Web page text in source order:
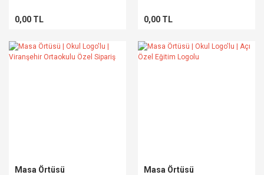
0,00 TL 0,00 TL
Masa Örtüsü Masa Örtüsü